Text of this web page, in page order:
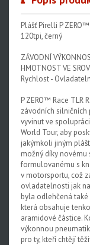
Plášť Pirelli P ZERO™
120tpi, černý
ZÁVODNÍ
HMOTNOST VE
Rychlost -
P ZERO™ Race TLR
závodních silničních
vyvinut ve
World Tour, aby
jakýmkoli jiným
možný díky novému
formulovanému s
v motorsportu, což
ovladatelnosti jak
byla odlehčená
která obsahuje
aramidové částice.
výkonnou
pro ty, kteří chtějí